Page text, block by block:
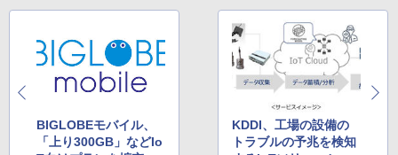
BIGLOBEモバイル、
「上り300GB」などIo
KDDI、工場の設備の
トラブルの予兆を検知